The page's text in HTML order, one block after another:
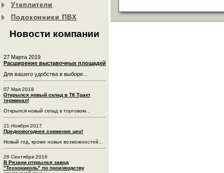
Утеплители
Подоконники ПВХ
Новости компании
27 Марта 2019
Расширение выставочных площадей
Для вашего удобства в выборе...
07 Мая 2018
Открылся новый склад в ТК Тракт
терминал!
Открылся новый склад в торговом...
21 Ноября 2017
Предновогоднее снижение цен!
Новый год, кроме новых возможностей...
26 Сентября 2016
В Рязани открылся завод
"Технониколь" по производству